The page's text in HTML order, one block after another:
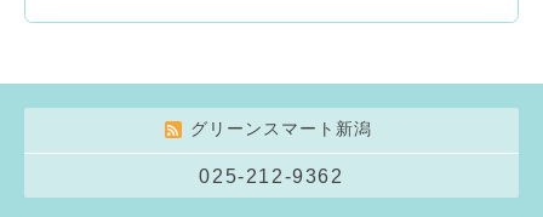
グリーンスマート新潟
025-212-9362